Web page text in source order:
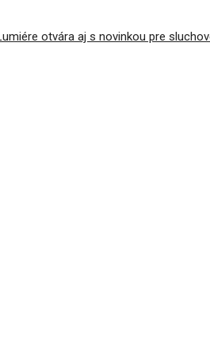
otvára aj s novinkou pre